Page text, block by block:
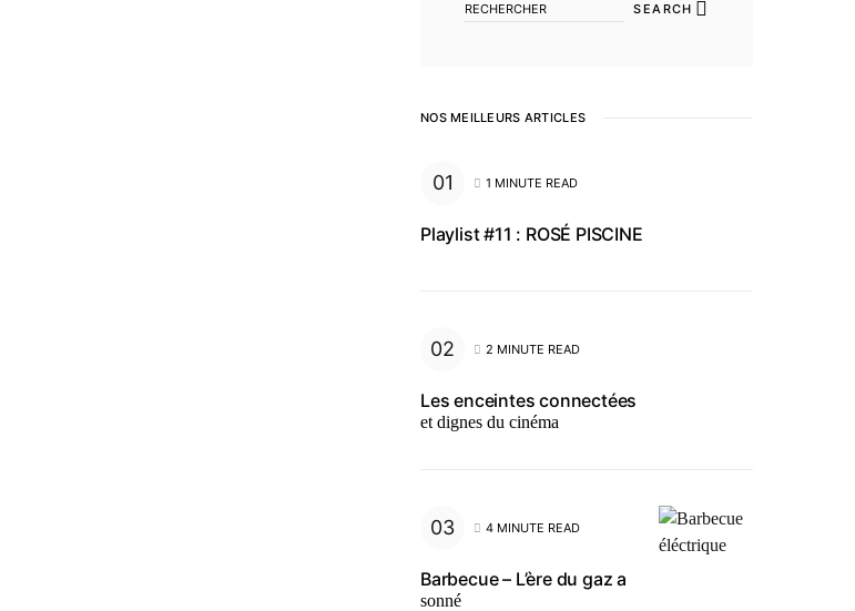
SEARCH
NOS MEILLEURS ARTICLES
1 MINUTE READ
Playlist #11 : ROSÉ PISCINE
2 MINUTE READ
Les enceintes connectées
et dignes du cinéma
4 MINUTE READ
Barbecue – L’ère du gaz a
sonné